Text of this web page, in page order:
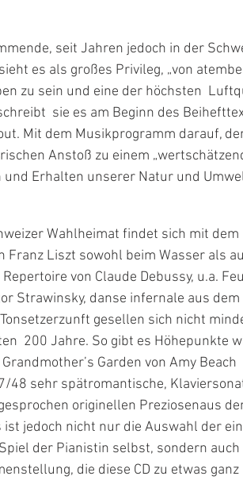
seit Jahren jedoch in der
es als großes Privileg, „von
zu sein und eine der höchsten
sie es am Beginn des
Mit dem Musikprogramm darauf,
Anstoß zu einem
Erhalten unserer Natur und
Wahlheimat findet sich mit
Franz Liszt sowohl beim Wasser als
von Claude Debussy, u.a.
gesellen sich nicht
200 Jahre. So gibt es Höhepunkte
Garden von Amy Beach
48 sehr spätromantische,
ist jedoch nicht nur die Auswahl der
der Pianistin selbst, sondern
die diese CD zu etwas